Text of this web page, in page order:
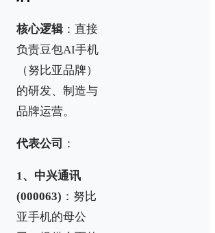
核心逻辑：直接
负责豆包AI手机
（努比亚品牌）
的研发、制造与
品牌运营。
代表公司 ：
1、中兴通讯
(000063) ：努比
亚手机的母公